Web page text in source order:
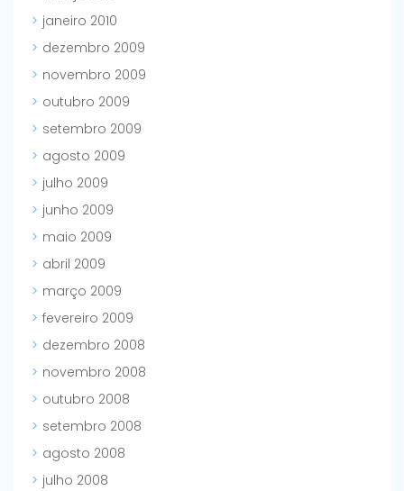
janeiro 2010
dezembro 2009
novembro 2009
outubro 2009
setembro 2009
agosto 2009
julho 2009
junho 2009
maio 2009
abril 2009
março 2009
fevereiro 2009
dezembro 2008
novembro 2008
outubro 2008
setembro 2008
agosto 2008
julho 2008